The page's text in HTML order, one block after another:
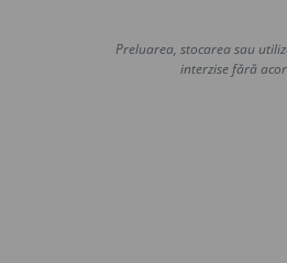
Preluarea, stocarea sau
interzise fără